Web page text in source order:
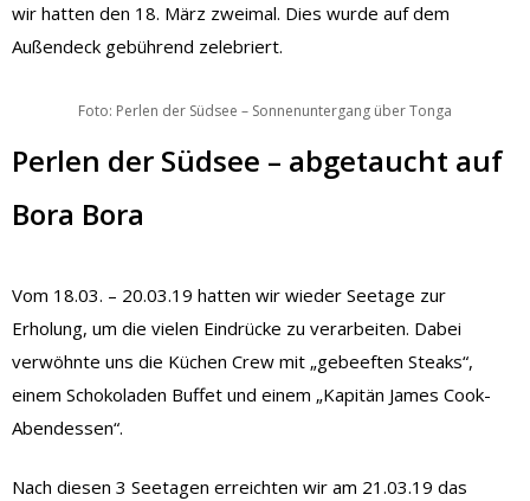
wir hatten den 18. März zweimal. Dies wurde auf dem
Außendeck gebührend zelebriert.
Foto: Perlen der Südsee – Sonnenuntergang über Tonga
Perlen der Südsee – abgetaucht auf
Bora Bora
Vom 18.03. – 20.03.19 hatten wir wieder Seetage zur
Erholung, um die vielen Eindrücke zu verarbeiten. Dabei
verwöhnte uns die Küchen Crew mit „gebeeften Steaks“,
einem Schokoladen Buffet und einem „Kapitän James Cook-
Abendessen“.
Nach diesen 3 Seetagen erreichten wir am 21.03.19 das